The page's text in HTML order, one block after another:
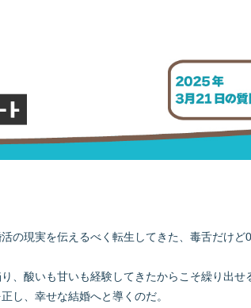
の現実を伝えるべく転生してきた、毒舌だけど
、酸いも甘いも経験してきたからこそ繰り出せ
し、幸せな結婚へと導くのだ。